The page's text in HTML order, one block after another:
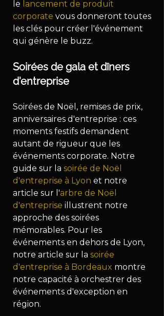
le lancement de produit
corporate vous donneront toutes
les clés pour créer l'événement
qui génère le buzz.
Soirées de gala et dîners
d'entreprise
Soirées de Noël, remises de prix,
anniversaires d'entreprise : ces
moments festifs demandent
autant de rigueur que les
événements corporate. Notre
guide sur la soirée de Noël
d'entreprise à Lyon et notre
article sur l'arbre de Noël
d'entreprise illustrent notre
approche des soirées
mémorables. Pour les
événements en dehors de Lyon,
notre article sur la soirée
d'entreprise à Bordeaux montre
notre capacité à orchestrer des
événements d'exception en
région.